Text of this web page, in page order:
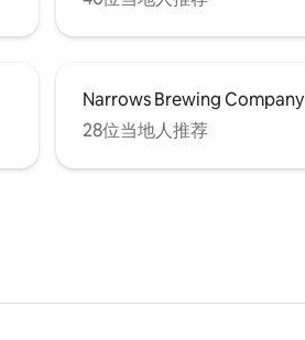
Narrows Brewing Company
28位当地人推荐